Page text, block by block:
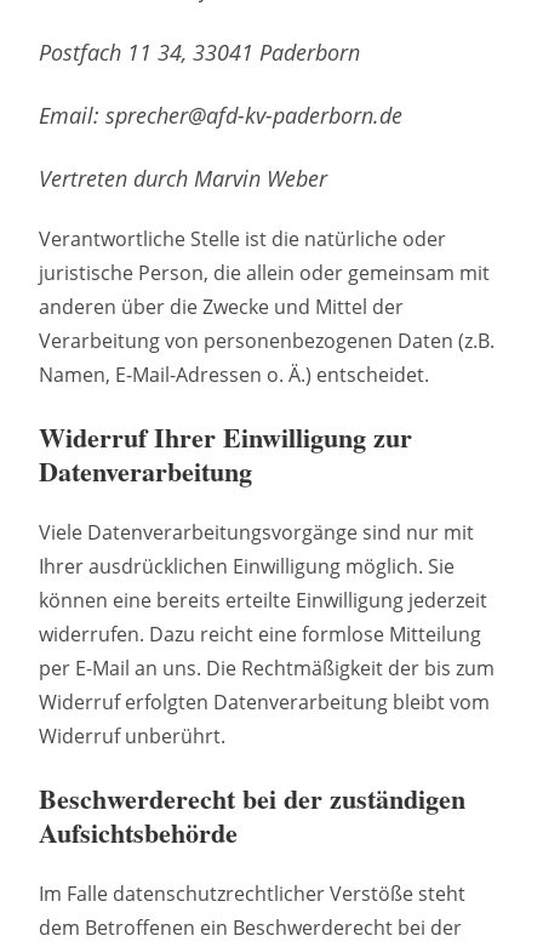
Postfach 11 34, 33041 Paderborn
Email: sprecher@afd-kv-paderborn.de
Vertreten durch Marvin Weber
Verantwortliche Stelle ist die natürliche oder
juristische Person, die allein oder gemeinsam mit
anderen über die Zwecke und Mittel der
Verarbeitung von personenbezogenen Daten (z.B.
Namen, E-Mail-Adressen o. Ä.) entscheidet.
Widerruf Ihrer Einwilligung zur
Datenverarbeitung
Viele Datenverarbeitungsvorgänge sind nur mit
Ihrer ausdrücklichen Einwilligung möglich. Sie
können eine bereits erteilte Einwilligung jederzeit
widerrufen. Dazu reicht eine formlose Mitteilung
per E-Mail an uns. Die Rechtmäßigkeit der bis zum
Widerruf erfolgten Datenverarbeitung bleibt vom
Widerruf unberührt.
Beschwerderecht bei der zuständigen
Aufsichtsbehörde
Im Falle datenschutzrechtlicher Verstöße steht
dem Betroffenen ein Beschwerderecht bei der